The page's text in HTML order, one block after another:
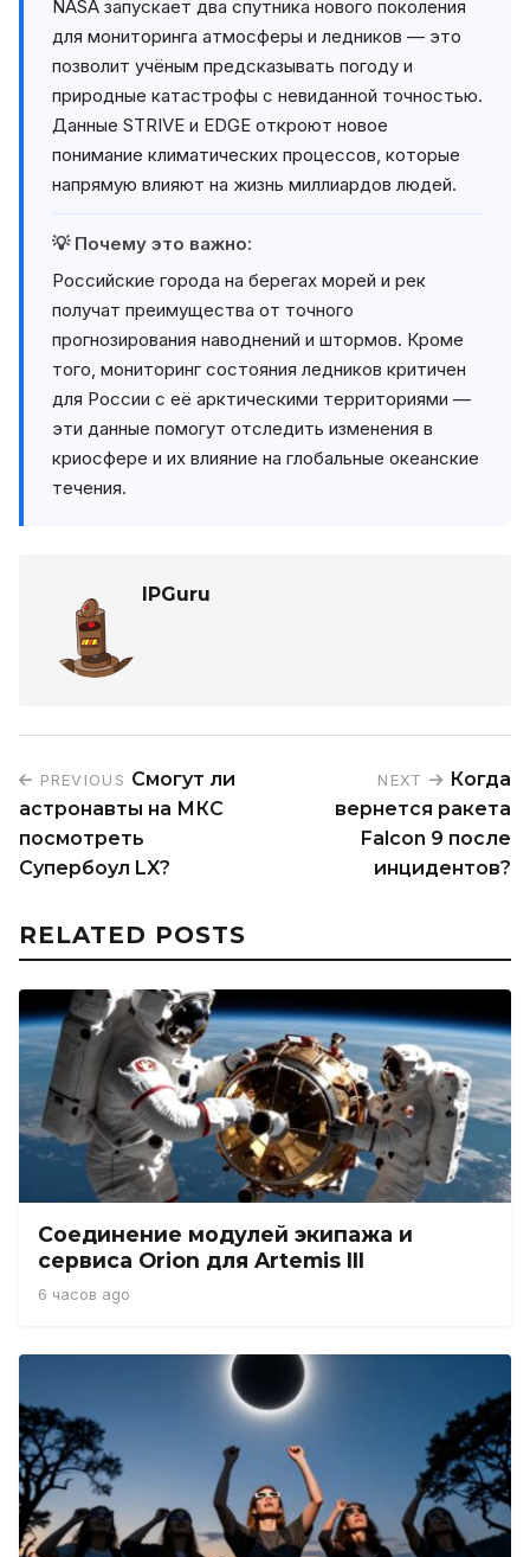
NASA запускает два спутника нового поколения
для мониторинга атмосферы и ледников — это
позволит учёным предсказывать погоду и
природные катастрофы с невиданной точностью.
Данные STRIVE и EDGE откроют новое
понимание климатических процессов, которые
напрямую влияют на жизнь миллиардов людей.
💡 Почему это важно:
Российские города на берегах морей и рек
получат преимущества от точного
прогнозирования наводнений и штормов. Кроме
того, мониторинг состояния ледников критичен
для России с её арктическими территориями —
эти данные помогут отследить изменения в
криосфере и их влияние на глобальные океанские
течения.
IPGuru
PREVIOUS Смогут ли
астронавты на МКС
посмотреть
Супербоул LX?
NEXT
Когда
вернется ракета
Falcon 9 после
инцидентов?
RELATED POSTS
Соединение модулей экипажа и
сервиса Orion для Artemis III
6 часов ago